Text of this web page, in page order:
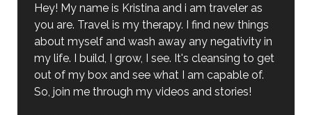
Hey! My name is Kristina and i am traveler as
you are. Travel is my therapy. I find new things
about myself and wash away any negativity in
my life. I build, I grow, I see. It's cleansing to get
out of my box and see what I am capable of.
So, join me through my videos and stories!